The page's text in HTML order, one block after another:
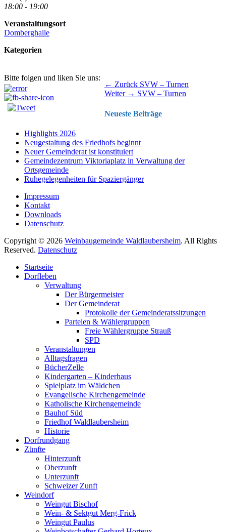
18:00 - 19:00
Veranstaltungsort
Domberghalle
Kategorien
Bitte folgen und liken Sie uns:
Beitragsnavigation ← Zurück Vorhergehender
Beitrag:
SVW – Turnen
Weiter → Nächster
SVW – Turnen
Neueste Beiträge
Highlights 2026
Neugestaltung des Friedhofs beginnt
Neuer Gemeinderat ist konstituiert
Gemeindezentrum Viktoriaplatz in Verwaltung der
Ortsgemeinde
Ruhegelegenheiten für Spaziergänger
Impressum
Kontakt
Downloads
Datenschutz
Copyright © 2026 Weinbaugemeinde Waldlaubersheim. All Rights
Reserved. Datenschutz
oben
scrollen
Startseite
Dorfleben
Verwaltung
Der Bürgermeister
Der Gemeinderat
Protokolle der Gemeinderatssitzungen
Parteien & Wählergruppen
Freie Wählergruppe Strauß
SPD
Veranstaltungen
Alltagsfragen
BücherZelle
Kindergarten – Kinderhaus
Spielplatz im Wäldchen
Evangelische Kirchengemeinde
Katholische Kirchengemeinde
Bauhof Süd
Friedhof Waldlaubersheim
Historie
Dorfrundgang
Zünfte
Hinterzunft
Oberzunft
Unterzunft
Schweizer Zunft
Weindorf
Weingut Bischof
Wein- & Sektgut Merg-Frick
Weingut Paulus